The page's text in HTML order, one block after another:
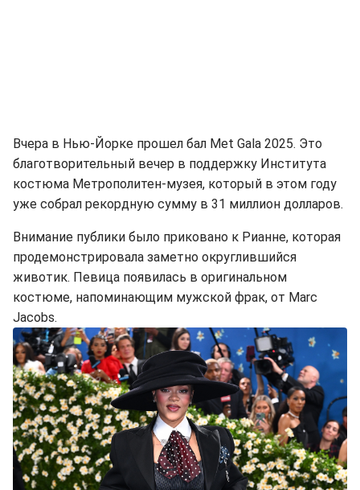
Вчера в Нью-Йорке прошел бал Met Gala 2025. Это
благотворительный вечер в поддержку Института
костюма Метрополитен-музея, который в этом году
уже собрал рекордную сумму в 31 миллион долларов.
Внимание публики было приковано к Рианне, которая
продемонстрировала заметно округлившийся
животик. Певица появилась в оригинальном
костюме, напоминающим мужской фрак, от Marc
Jacobs.